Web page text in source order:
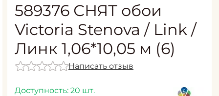
589376 СНЯТ обои
Victoria Stenova / Link /
Линк 1,06*10,05 м (6)
Написать отзыв
Доступность: 20 шт.